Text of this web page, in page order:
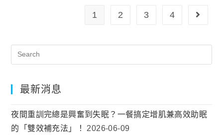
1 2 3 4
最新消息
夜間重訓完總是興奮到失眠？一餐搞定增肌兼高效助眠
的「雙效補充法」！
2026-06-09